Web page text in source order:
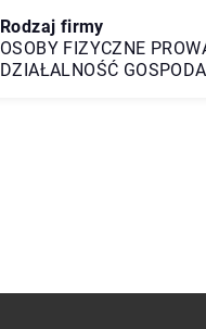
Rodzaj firmy
OSOBY FIZYCZNE
DZIAŁALNOŚĆ